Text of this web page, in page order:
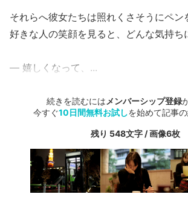
それらへ彼女たちは照れくさそうにペン
好きな人の笑顔を見ると、どんな気持ち
― 嬉しくなって、...
続きを読むには メンバーシップ登録
今すぐ10日間無料お試しを始めて記事
残り 548文字 / 画像6枚